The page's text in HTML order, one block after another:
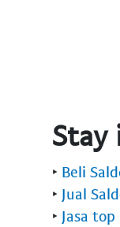
Stay
‣ Beli
‣ Jual
‣ Jasa